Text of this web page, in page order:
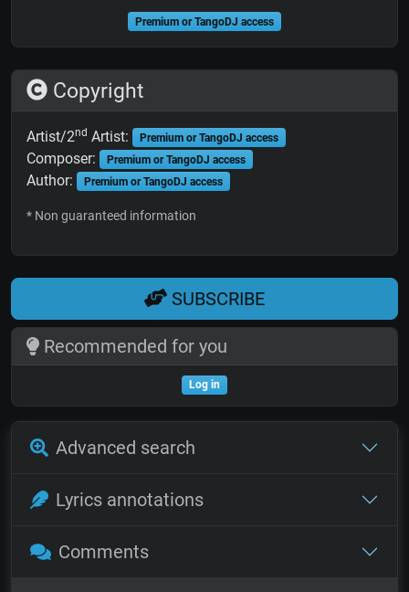
Premium or TangoDJ access
Copyright
Artist/2nd Artist: Premium or TangoDJ access
Composer: Premium or TangoDJ access
Author: Premium or TangoDJ access
* Non guaranteed information
SUBSCRIBE
Recommended for you
Log in
Advanced search
Lyrics annotations
Comments